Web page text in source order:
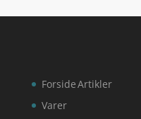
Forside
Varer
Artikler